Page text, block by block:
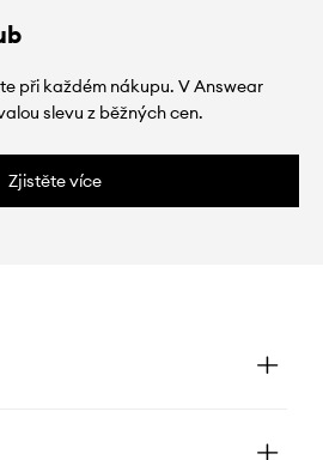
při každém nákupu. V Answear
slevu z běžných cen.
Zjistěte více